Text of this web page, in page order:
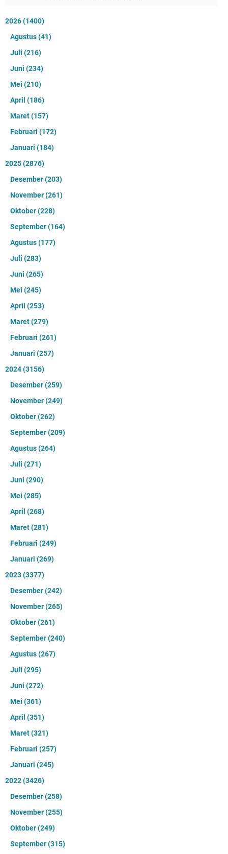
2026(1400)
Agustus(41)
Juli (216)
Juni (234)
Mei (210)
April (186)
Maret(157)
Februari (172)
Januari (184)
2025(2876)
Desember(203)
November(261)
Oktober(228)
September(164)
Agustus(177)
Juli (283)
Juni (265)
Mei (245)
April (253)
Maret(279)
Februari (261)
Januari (257)
2024(3156)
Desember(259)
November(249)
Oktober(262)
September(209)
Agustus(264)
Juli (271)
Juni (290)
Mei (285)
April (268)
Maret(281)
Februari (249)
Januari (269)
2023(3377)
Desember(242)
November(265)
Oktober(261)
September(240)
Agustus(267)
Juli (295)
Juni (272)
Mei (361)
April (351)
Maret(321)
Februari (257)
Januari (245)
2022(3426)
Desember(258)
November(255)
Oktober(249)
September(315)